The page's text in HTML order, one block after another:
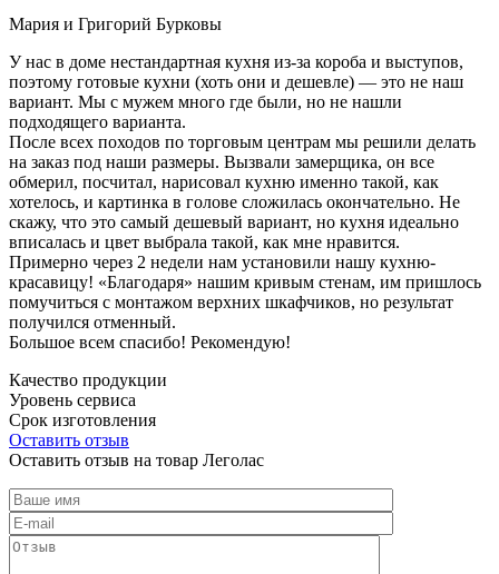
Мария и Григорий Бурковы
У нас в доме нестандартная кухня из-за короба и выступов,
поэтому готовые кухни (хоть они и дешевле) — это не наш
вариант. Мы с мужем много где были, но не нашли
подходящего варианта.
После всех походов по торговым центрам мы решили делать
на заказ под наши размеры. Вызвали замерщика, он все
обмерил, посчитал, нарисовал кухню именно такой, как
хотелось, и картинка в голове сложилась окончательно. Не
скажу, что это самый дешевый вариант, но кухня идеально
вписалась и цвет выбрала такой, как мне нравится.
Примерно через 2 недели нам установили нашу кухню-
красавицу! «Благодаря» нашим кривым стенам, им пришлось
помучиться с монтажом верхних шкафчиков, но результат
получился отменный.
Большое всем спасибо! Рекомендую!
Качество продукции
Уровень сервиса
Срок изготовления
Оставить отзыв
Оставить отзыв на товар Леголас